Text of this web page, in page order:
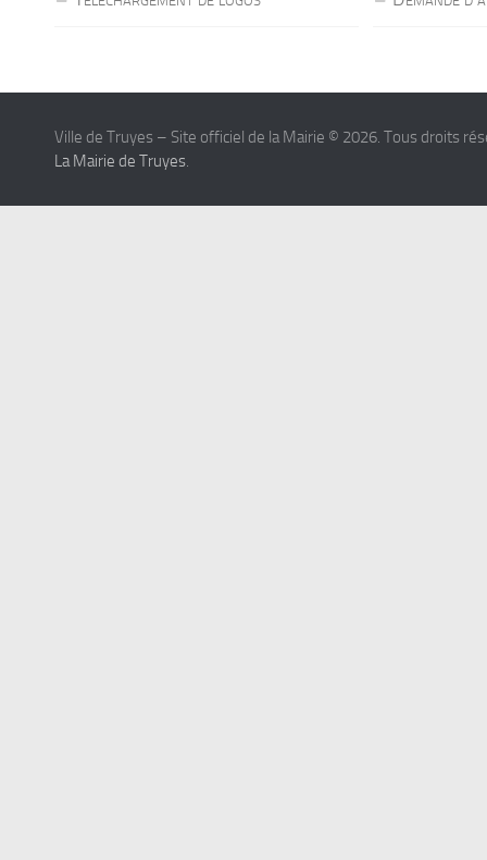
Ville de Truyes – Site officiel de la Mairie © 2026. Tous droits
La Mairie de Truyes.